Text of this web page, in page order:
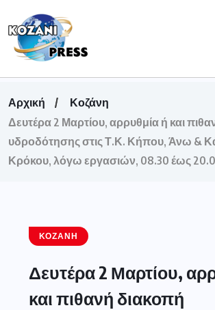
Αρχική
Κοζάνη
Δευτέρα 2 Μαρτίου, αρρυθμία ή και
υδροδότησης στις Τ.Κ. Κήπου, Άνω &
Κρόκου, λόγω εργασιών, 08.30 έως
ΚΟΖΆΝΗ
Δευτέρα 2 Μαρτίου,
και πιθανή διακοπή